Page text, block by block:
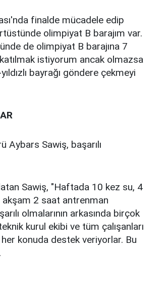
finalde mücadele edip
olimpiyat B barajım var.
de olimpiyat B barajına 7
istiyorum ancak olmazsa
bayrağı göndere çekmeyi
Aybars Sawiş, başarılı
Sawiş, "Haftada 10 kez su, 4
akşam 2 saat antrenman
olmalarının arkasında birçok
kurul ekibi ve tüm çalışanları
konuda destek veriyorlar. Bu